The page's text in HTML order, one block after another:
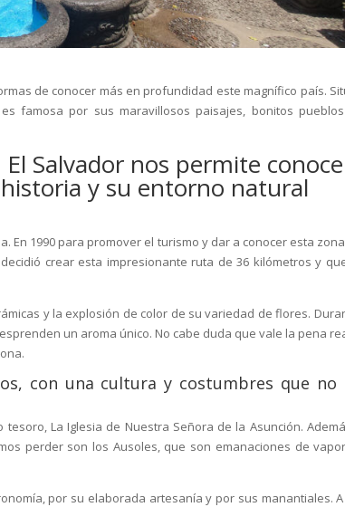
de conocer más en profundidad este magnífico país.
famosa por sus maravillosos paisajes, bonitos
Salvador nos permite
y su entorno natural
En 1990 para promover el turismo y dar a conocer esta
crear esta impresionante ruta de 36 kilómetros y
y la explosión de color de su variedad de flores.
un aroma único. No cabe duda que vale la pena
con una cultura y costumbres que no
La Iglesia de Nuestra Señora de la Asunción.
perder son los Ausoles, que son emanaciones de
por su elaborada artesanía y por sus manantiales. A